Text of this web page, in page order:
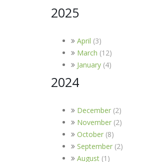
2025
April (3)
March (12)
January (4)
2024
December (2)
November (2)
October (8)
September (2)
August (1)